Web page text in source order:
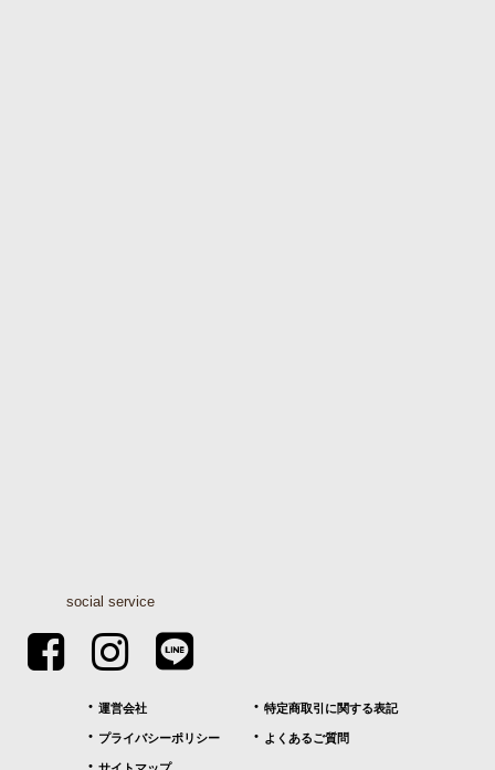
social service
運営会社 特定商取引に関する表記
プライバシーポリシー よくあるご質問